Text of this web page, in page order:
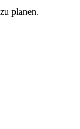
planen.